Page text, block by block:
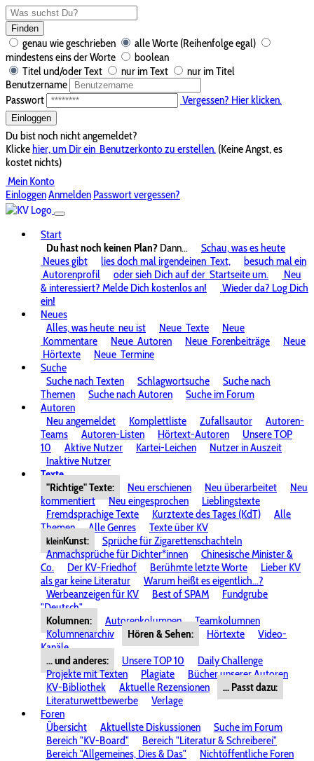
Finden
genau wie geschrieben
alle Worte (Reihenfolge egal)
mindestens eins der Worte
boolean
Titel und/oder Text
nur im Text
nur im Titel
Benutzername
Passwort
Vergessen? Hier klicken.
Einloggen
Du bist noch nicht angemeldet?
Klickehier, um Dir ein Benutzerkonto zu erstellen. (Keine Angst, es
kostet nichts)
Mein Konto
EinloggenAnmelden Passwort vergessen?
Start
Du hast noch keinen Plan? Dann...
Schau, was es heute
Neues gibt
lies doch mal irgendeinen Text,
besuch mal ein
Autorenprofil
oder sieh Dich auf der Startseite um.
Neu
& interessiert? Melde Dich kostenlos an!
Wieder da? Log Dich
ein!
Neues
Alles, was heute neu ist Neue Texte
Neue
Kommentare
Neue Autoren Neue Forenbeiträge
Neue
Hörtexte
Neue Termine
Suche
Suche nach Texten
Schlagwortsuche
Suche nach
Themen
Suche nach Autoren
Suche im Forum
Autoren
Neu angemeldet
Komplettliste Zufallsautor
Autoren-
Teams
Autoren-Listen Hörtext-Autoren
Unsere TOP
10
Aktive Nutzer Kartei-Leichen
Nutzer in Auszeit
Inaktive Nutzer
Texte
"Richtige" Texte:
Neu erschienen Neu überarbeitet
Neu
kommentiert
Neu eingesprochen
Lieblingstexte
Fremdsprachige Texte
Kurztexte des Tages (KdT)
Alle
Themen
Alle Genres Texte über KV
kleinKunst:
Sprüche für Zigarettenschachteln
Anmachsprüche für Dichter*innen
Chinesische Minister &
Co.
Der KV-Friedhof Berühmte letzte Worte
Lieber KV
als gar keine Literatur
Warum heißt es eigentlich...?
Werbeanzeigen für KV
Best of SPAM
Fundgrube
"Deutsch"
Kolumnen:
Autorenkolumnen
Teamkolumnen
Kolumnenarchiv
Hören & Sehen: Hörtexte
Video-
Kanäle
... und anderes:
Unsere TOP 10
Daily Challenge
Projekte mit Texten
Plagiate
Bücher unserer Autoren
KV-Bibliothek
Aktuelle Rezensionen
... Passt dazu:
Literaturwettbewerbe
Verlage
Foren
Übersicht
Aktuellste Diskussionen
Suche im Forum
Bereich "KV-Board"
Bereich "Literatur & Schreiberei"
Bereich "Allgemeines, Dies & Das"
Nichtöffentliche Foren